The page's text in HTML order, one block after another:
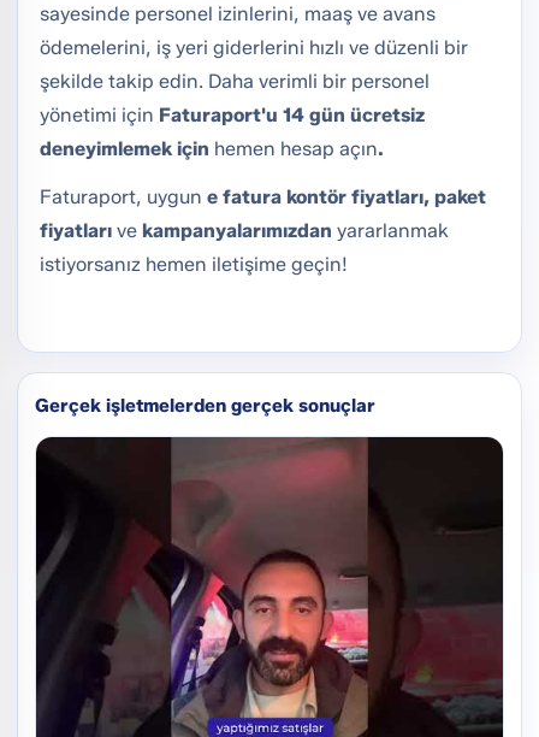
sayesinde personel izinlerini, maaş ve avans
ödemelerini, iş yeri giderlerini hızlı ve düzenli bir
şekilde takip edin. Daha verimli bir personel
yönetimi için Faturaport'u 14 gün ücretsiz
deneyimlemek için hemen hesap açın.
Faturaport, uygun e fatura kontör fiyatları, paket
fiyatları ve kampanyalarımızdan yararlanmak
istiyorsanız hemen iletişime geçin!
Gerçek işletmelerden gerçek sonuçlar